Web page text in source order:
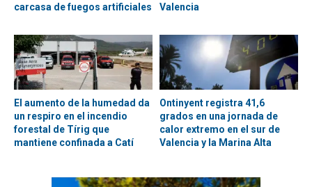
carcasa de fuegos artificiales
Valencia
El aumento de la humedad da
un respiro en el incendio
forestal de Tírig que
mantiene confinada a Catí
Ontinyent registra 41,6
grados en una jornada de
calor extremo en el sur de
Valencia y la Marina Alta